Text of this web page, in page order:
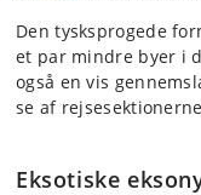
Den tysksprogede
et par mindre byer i
også en vis
se af
Eksotiske